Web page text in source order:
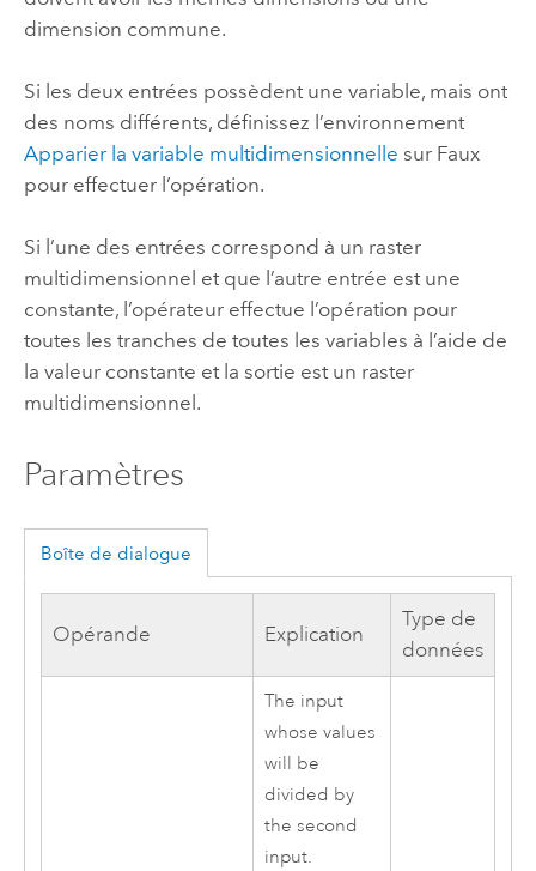
dimension commune.
Si les deux entrées possèdent une variable, mais ont
des noms différents, définissez l’environnement
Apparier la variable multidimensionnelle sur Faux
pour effectuer l’opération.
Si l’une des entrées correspond à un raster
multidimensionnel et que l’autre entrée est une
constante, l’opérateur effectue l’opération pour
toutes les tranches de toutes les variables à l’aide de
la valeur constante et la sortie est un raster
multidimensionnel.
Paramètres
Boîte de dialogue
Opérande Explication
Type de
données
The input
whose values
will be
divided by
the second
input.